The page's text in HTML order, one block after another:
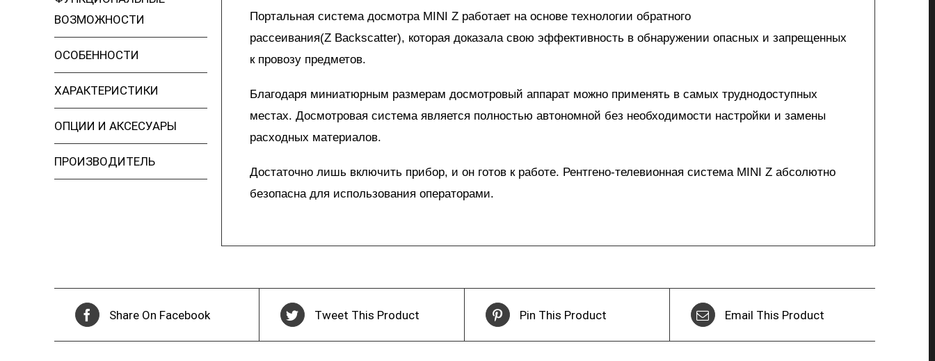
ВОЗМОЖНОСТИ
ОСОБЕННОСТИ
ХАРАКТЕРИСТИКИ
ОПЦИИ И АКСЕСУАРЫ
ПРОИЗВОДИТЕЛЬ
Портальная система досмотра MINI Z работает на основе технологии обратного
рассеивания(Z Backscatter), которая доказала свою эффективность в обнаружении опасных и запрещенных
к провозу предметов.
Благодаря миниатюрным размерам досмотровый аппарат можно применять в самых труднодоступных
местах. Досмотровая система является полностью автономной без необходимости настройки и замены
расходных материалов.
Достаточно лишь включить прибор, и он готов к работе. Рентгено-телевионная система MINI Z абсолютно
безопасна для использования операторами.
Share On Facebook Tweet This Product Pin This Product Email This Product